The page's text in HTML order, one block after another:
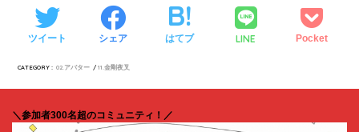
ツイート シェア はてブ LINE Pocket
CATEGORY : 02.アバター 11.金剛夜叉
＼参加者300名超のコミュニティ！／